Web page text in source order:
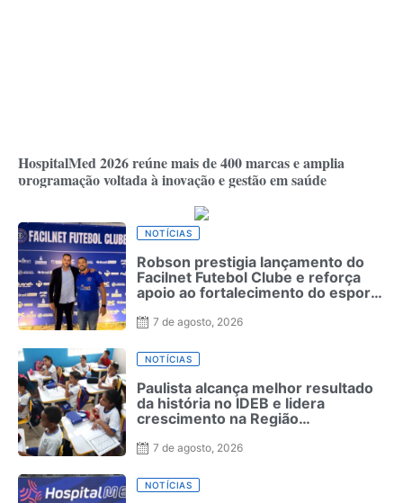
HospitalMed 2026 reúne mais de 400 marcas e amplia
programação voltada à inovação e gestão em saúde
NOTÍCIAS
Robson prestigia lançamento do
Facilnet Futebol Clube e reforça
apoio ao fortalecimento do esporte
7 de agosto, 2026
NOTÍCIAS
Paulista alcança melhor resultado
da história no IDEB e lidera
crescimento na Região
7 de agosto, 2026
NOTÍCIAS